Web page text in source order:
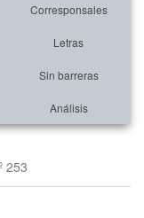
Corresponsales
Letras
Sin barreras
Análisis
253